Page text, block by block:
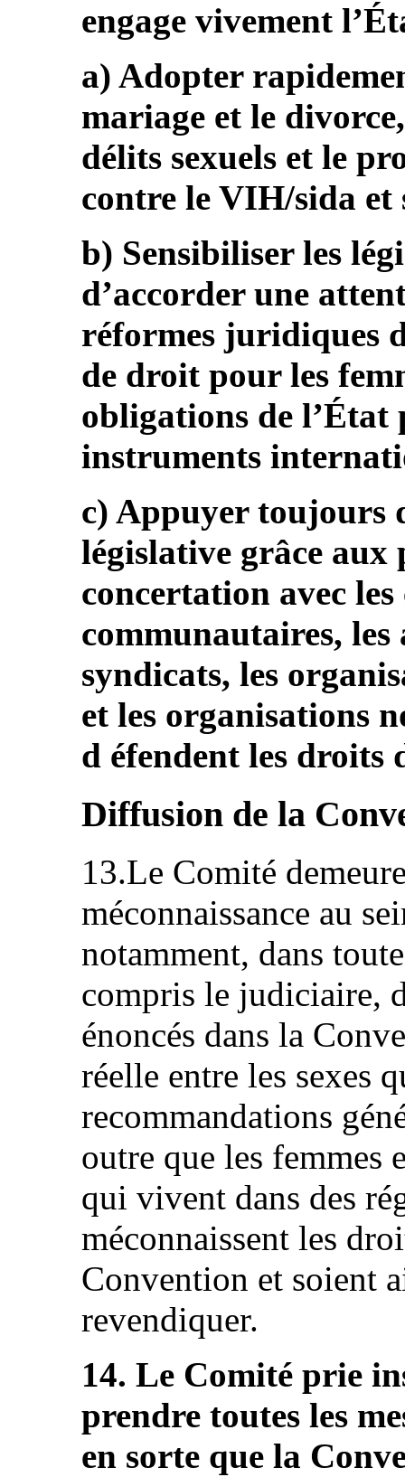
engage vivement
a) Adopter
mariage et le
délits sexuels et le
contre le VIH/sida et
b) Sensibiliser les
d’accorder une
réformes juridiques
de droit pour les
obligations de l’État
instruments
c) Appuyer toujours
législative grâce
concertation avec
communautaires, les
syndicats, les
et les organisations
d éfendent les droits
Diffusion de la
13.Le Comité
méconnaissance au
notamment, dans
compris le judiciaire,
énoncés dans la
réelle entre les sexes
recommandations
outre que les femmes
qui vivent dans des
méconnaissent les
Convention et soient
revendiquer.
14. Le Comité prie
prendre toutes les
en sorte que la